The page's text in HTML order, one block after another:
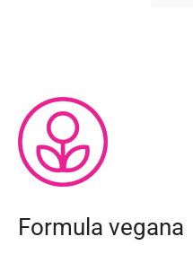
Formula vegana